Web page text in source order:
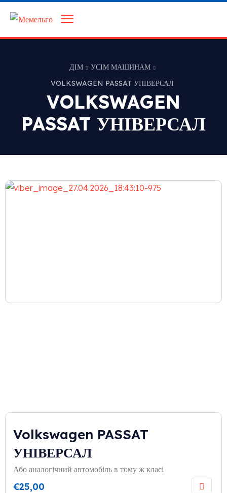
ДІМ
УСІМ МАШИНАМ
VOLKSWAGEN PASSAT УНІВЕРСАЛ
VOLKSWAGEN
PASSAT УНІВЕРСАЛ
Volkswagen PASSAT
УНІВЕРСАЛ
Або аналогічний автомобіль в тому ж класі
€25,00